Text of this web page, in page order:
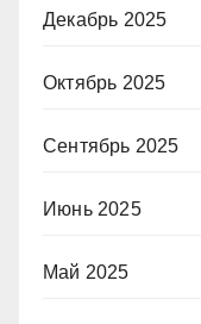
Декабрь 2025
Октябрь 2025
Сентябрь 2025
Июнь 2025
Май 2025